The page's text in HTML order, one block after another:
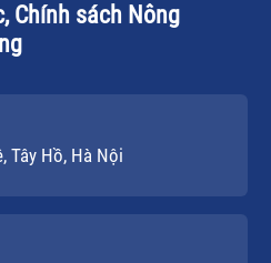
Chính sách Nông
Tây Hồ, Hà Nội